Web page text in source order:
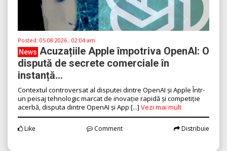
Posted: 05.08.2026 , 02:04 am
News Acuzațiile Apple împotriva OpenAI: O
dispută de secrete comerciale în
instanță...
Contextul controversat al disputei dintre OpenAI și Apple Într-
un peisaj tehnologic marcat de inovație rapidă și competiție
acerbă, disputa dintre OpenAI și App [...] Vezi mai mult
Like Comment Distribuie